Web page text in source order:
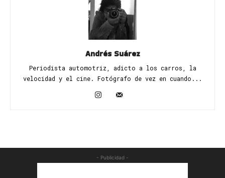
Andrés Suárez
Periodista automotriz, adicto a los carros, la
velocidad y el cine. Fotógrafo de vez en cuando...
- Publicidad -